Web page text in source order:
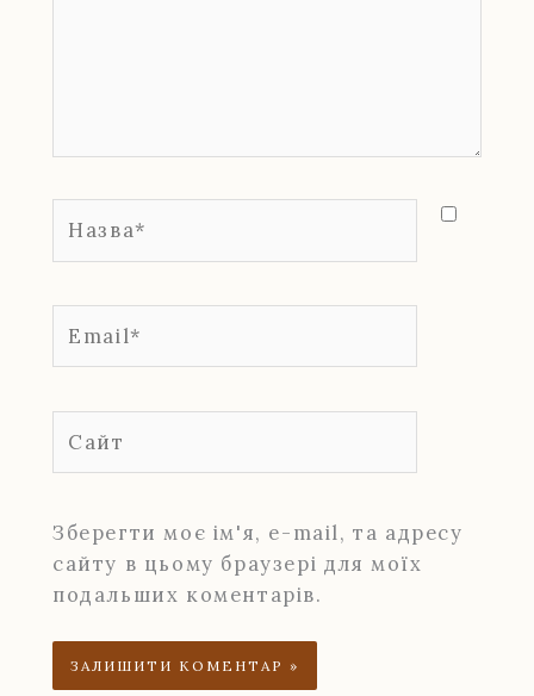
Зберегти моє ім'я, e-mail, та адресу
сайту в цьому браузері для моїх
подальших коментарів.